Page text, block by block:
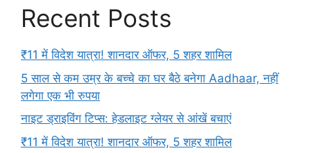
Recent Posts
₹11 में विदेश यात्रा! शानदार ऑफर, 5 शहर शामिल
5 साल से कम उम्र के बच्चे का घर बैठे बनेगा Aadhaar, नहीं
लगेगा एक भी रुपया
नाइट ड्राइविंग टिप्स: हेडलाइट ग्लेयर से आंखें बचाएं
₹11 में विदेश यात्रा! शानदार ऑफर, 5 शहर शामिल